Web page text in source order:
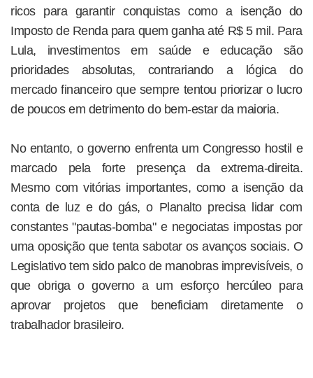
ricos para garantir conquistas como a isenção do
Imposto de Renda para quem ganha até R$ 5 mil. Para
Lula, investimentos em saúde e educação são
prioridades absolutas, contrariando a lógica do
mercado financeiro que sempre tentou priorizar o lucro
de poucos em detrimento do bem-estar da maioria.
No entanto, o governo enfrenta um Congresso hostil e
marcado pela forte presença da extrema-direita.
Mesmo com vitórias importantes, como a isenção da
conta de luz e do gás, o Planalto precisa lidar com
constantes "pautas-bomba" e negociatas impostas por
uma oposição que tenta sabotar os avanços sociais. O
Legislativo tem sido palco de manobras imprevisíveis, o
que obriga o governo a um esforço hercúleo para
aprovar projetos que beneficiam diretamente o
trabalhador brasileiro.